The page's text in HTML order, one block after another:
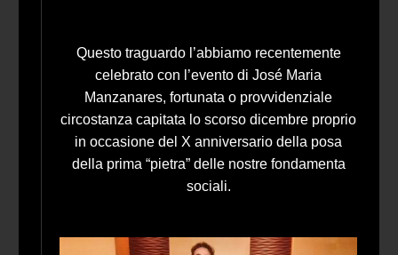
Questo traguardo l’abbiamo recentemente
celebrato con l’evento di José Maria
Manzanares, fortunata o provvidenziale
circostanza capitata lo scorso dicembre proprio
in occasione del X anniversario della posa
della prima “pietra” delle nostre fondamenta
sociali.